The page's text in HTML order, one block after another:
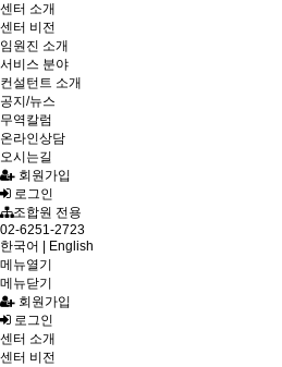
센터 소개
센터 비전
임원진 소개
서비스 분야
컨설턴트 소개
공지/뉴스
무역칼럼
온라인상담
오시는길
회원가입
로그인
조합원 전용
02-6251-2723
한국어
English
메뉴열기
메뉴닫기
회원가입
로그인
센터 소개
센터 비전